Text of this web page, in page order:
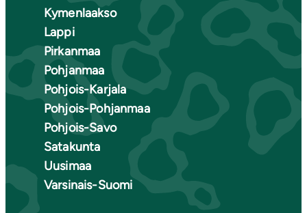
Kymenlaakso
Lappi
Pirkanmaa
Pohjanmaa
Pohjois-Karjala
Pohjois-Pohjanmaa
Pohjois-Savo
Satakunta
Uusimaa
Varsinais-Suomi